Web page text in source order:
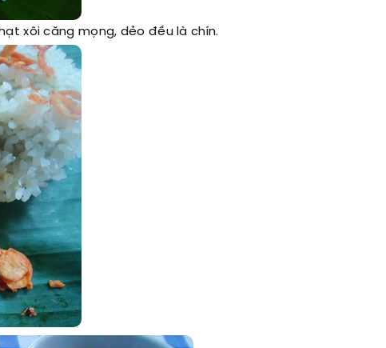
xôi căng mọng, dẻo đều là chín.